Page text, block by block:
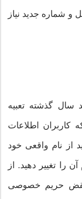
شماره جدید نیاز
گذشته تعبیه
کاربران اطلاعات
از نام واقعی خود
را تغییر دهید. از
نقض حریم خصوصی